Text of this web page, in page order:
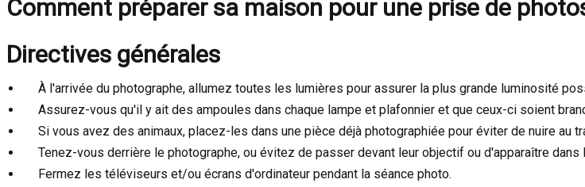
Comment préparer sa maison pour une prise de
Directives générales
À l'arrivée du photographe, allumez toutes les lumières pour assurer la plus grande luminosité
Assurez-vous qu'il y ait des ampoules dans chaque lampe et plafonnier et que ceux-ci soient
Si vous avez des animaux, placez-les dans une pièce déjà photographiée pour éviter de nuire au
Tenez-vous derrière le photographe, ou évitez de passer devant leur objectif ou d'apparaître
Fermez les téléviseurs et/ou écrans d'ordinateur pendant la séance photo.